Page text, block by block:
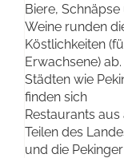
Biere, Schnäpse
Weine runden
Köstlichkeiten
Erwachsene) ab.
Städten wie
finden sich
Restaurants aus
Teilen des
und die Pekinger